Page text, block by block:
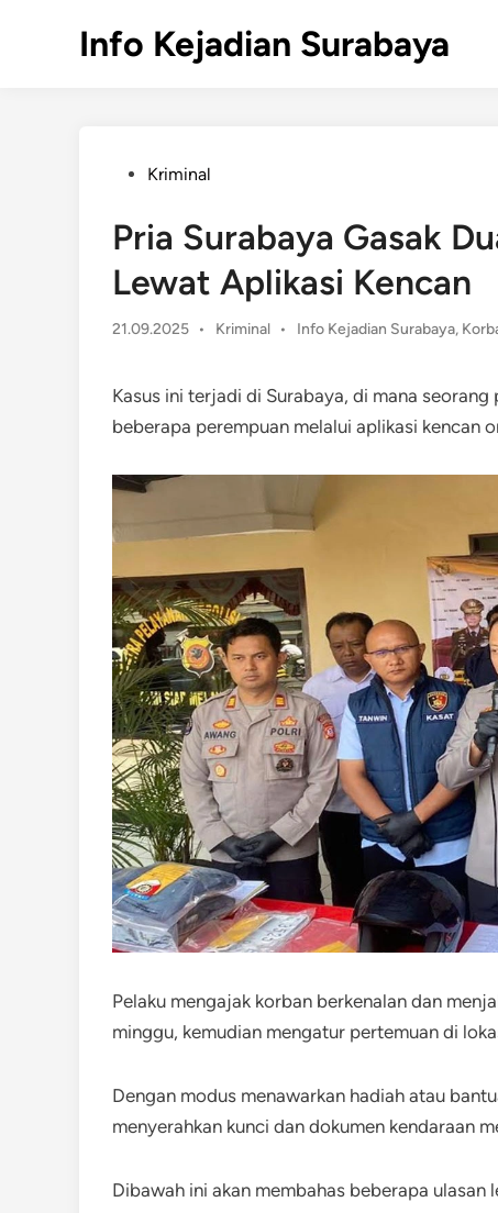
Info Kejadian Surabaya
PostedKriminal
Pria Surabaya Gasak
Lewat Aplikasi Kencan
21.09.2025 •
Posted
Kriminal • Info Kejadian Surabaya,
Kasus ini terjadi di Surabaya, di mana
beberapa perempuan melalui aplikasi kencan
Pelaku mengajak korban berkenalan dan
minggu, kemudian mengatur pertemuan di
Dengan modus menawarkan hadiah atau
menyerahkan kunci dan dokumen kendaraan
Dibawah ini akan membahas beberapa ulasan